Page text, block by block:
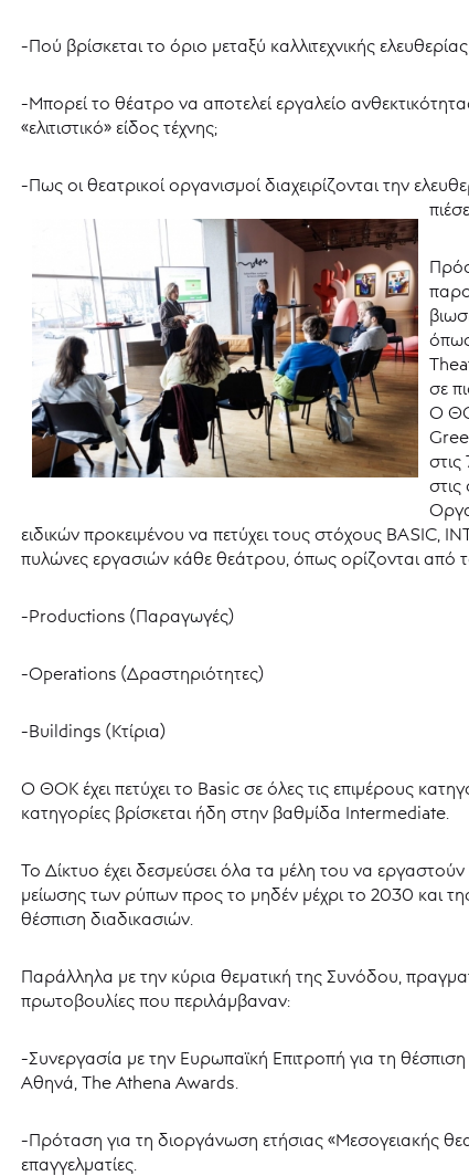
-Πού βρίσκεται το όριο μεταξύ καλλιτεχνικής
-Μπορεί το θέατρο να αποτελεί εργαλείο
«ελιτιστικό» είδος τέχνης;
-Πως οι θεατρικοί οργανισμοί διαχειρίζονται την
σε
Ο
ειδικών προκειμένου να πετύχει τους στόχους BASIC,
πυλώνες εργασιών κάθε θεάτρου, όπως ορίζονται από
-Productions (Παραγωγές)
-Οperations (Δραστηριότητες)
-Buildings (Κτίρια)
Ο ΘΟΚ έχει πετύχει το Basic σε όλες τις επιμέρους
κατηγορίες βρίσκεται ήδη στην βαθμίδα Intermediate.
Το Δίκτυο έχει δεσμεύσει όλα τα μέλη του να
μείωσης των ρύπων προς το μηδέν μέχρι το 2030 και
θέσπιση διαδικασιών.
Παράλληλα με την κύρια θεματική της Συνόδου,
πρωτοβουλίες που περιλάμβαναν:
-Συνεργασία με την Ευρωπαϊκή Επιτροπή για τη
Αθηνά, The Athena Awards.
-Πρόταση για τη διοργάνωση ετήσιας «Μεσογειακής
επαγγελματίες.